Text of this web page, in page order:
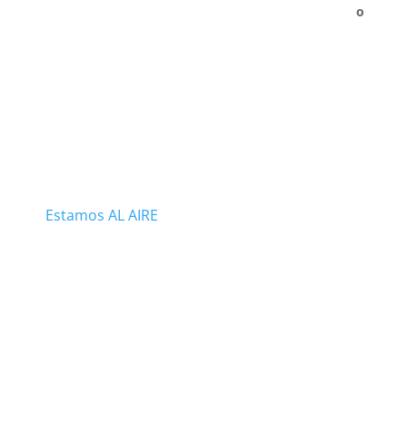
Estamos AL AIRE
o